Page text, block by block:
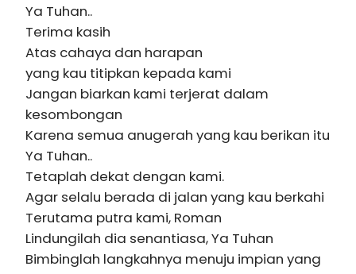
Ya Tuhan..
Terima kasih
Atas cahaya dan harapan
yang kau titipkan kepada kami
Jangan biarkan kami terjerat dalam
kesombongan
Karena semua anugerah yang kau berikan itu
Ya Tuhan..
Tetaplah dekat dengan kami.
Agar selalu berada di jalan yang kau berkahi
Terutama putra kami, Roman
Lindungilah dia senantiasa, Ya Tuhan
Bimbinglah langkahnya menuju impian yang